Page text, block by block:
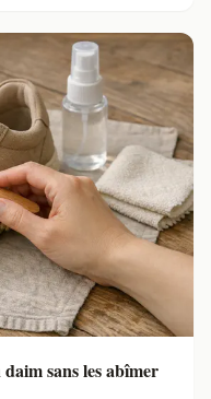
sans les abîmer